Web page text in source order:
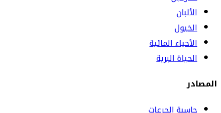
الألبان
الخيول
الأحياء المائية
الحياة البرية
المصادر
حاسبة الجرعات